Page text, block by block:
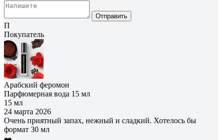
Отправить
П
Покупатель
Арабский феромон
Парфюмерная вода 15 мл
15 мл
24 марта 2026
Очень приятный запах, нежный и сладкий. Хотелось бы
формат 30 мл